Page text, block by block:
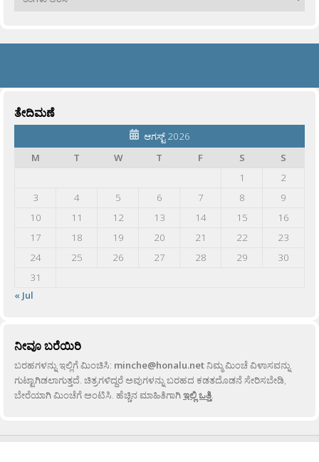
ತೇದಿಮಣೆ
ಆಗಸ್ಟ್ 2026
M
T W T F S
S
1
2
3
4 5 6 7 8
9
10
11 12 13 14 15
16
17
18 19 20 21 22
23
24
25 26 27 28 29
30
31
« Jul
ನೀವೂ ಬರೆಯಿರಿ
ಬರಹಗಳನ್ನು ಇಲ್ಲಿಗೆ ಮಿಂಚಿಸಿ: minche@honalu.netನಿಮ್ಮ ಮಿಂಚೆ ವಿಳಾಸವನ್ನು
ಗುಟ್ಟಾಗಿಡಲಾಗುತ್ತದೆ. ಚಿತ್ರಗಳಿದ್ದರೆ ಅವುಗಳನ್ನು ಬರಹದ ಕಡತದೊಡನೆ ಸೇರಿಸಬೇಡಿ,
ಬೇರೆಯಾಗಿ ಮಿಂಚೆಗೆ ಅಂಟಿಸಿ. ಹೆಚ್ಚಿನ ಮಾಹಿತಿಗಾಗಿಇಲ್ಲಿ ಒತ್ತಿ.